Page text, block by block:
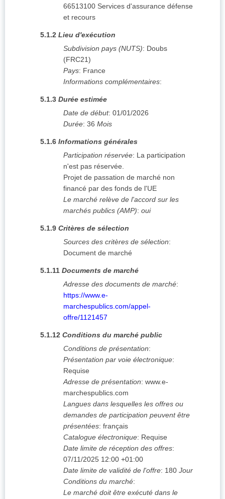
66513100 Services d'assurance défense
et recours
5.1.2 Lieu d'exécution
Subdivision pays (NUTS): Doubs
(FRC21)
Pays: France
Informations complémentaires:
5.1.3 Durée estimée
Date de début: 01/01/2026
Durée: 36 Mois
5.1.6 Informations générales
Participation réservée: La participation
n'est pas réservée.
Projet de passation de marché non
financé par des fonds de l'UE
Le marché relève de l'accord sur les
marchés publics (AMP): oui
5.1.9 Critères de sélection
Sources des critères de sélection:
Document de marché
5.1.11 Documents de marché
Adresse des documents de marché:
https://www.e-
marchespublics.com/appel-
offre/1121457
5.1.12 Conditions du marché public
Conditions de présentation:
Présentation par voie électronique:
Requise
Adresse de présentation: www.e-
marchespublics.com
Langues dans lesquelles les offres ou
demandes de participation peuvent être
présentées: français
Catalogue électronique: Requise
Date limite de réception des offres:
07/11/2025 12:00 +01:00
Date limite de validité de l'offre: 180 Jour
Conditions du marché:
Le marché doit être exécuté dans le